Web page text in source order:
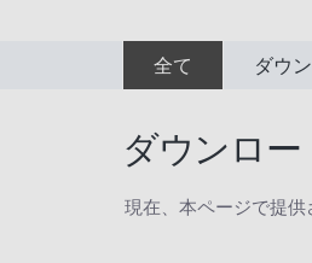
全て ダウ
ダウンロー
現在、本ページで提供